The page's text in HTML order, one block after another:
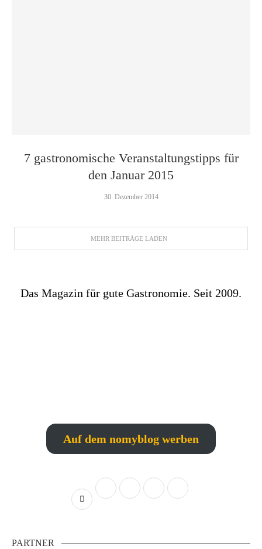
7 gastronomische Veranstaltungstipps für
den Januar 2015
30. Dezember 2014
MEHR BEITRÄGE LADEN
Das Magazin für gute Gastronomie. Seit 2009.
Auf dem nomyblog werben
PARTNER